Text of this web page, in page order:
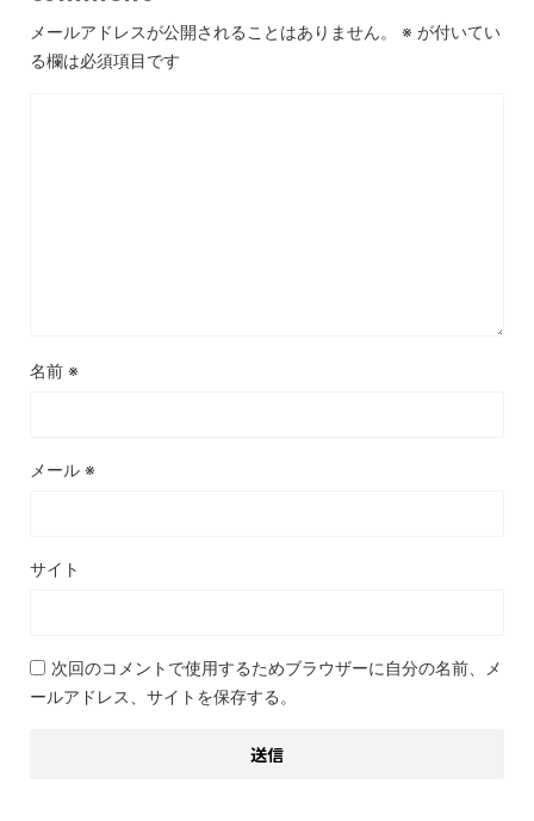
メールアドレスが公開されることはありません。 ※ が付いてい
る欄は必須項目です
名前 ※
メール ※
サイト
次回のコメントで使用するためブラウザーに自分の名前、メ
ールアドレス、サイトを保存する。